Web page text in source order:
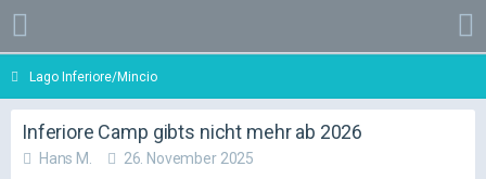
Lago Inferiore/Mincio
Inferiore Camp gibts nicht mehr ab 2026
Hans M. 26. November 2025